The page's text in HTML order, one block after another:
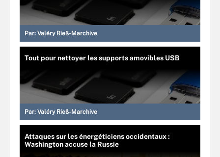
Par: Valéry Rieß-Marchive
Tout pour nettoyer les supports amovibles USB
Par: Valéry Rieß-Marchive
Attaques sur les énergéticiens occidentaux :
Washington accuse la Russie